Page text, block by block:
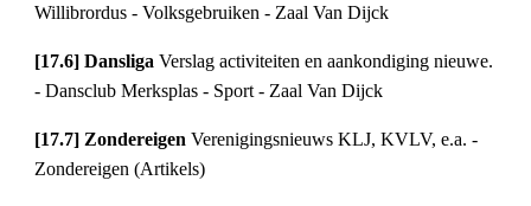
Willibrordus - Volksgebruiken - Zaal Van Dijck
[17.6] Dansliga Verslag activiteiten en aankondiging nieuwe.
- Dansclub Merksplas - Sport - Zaal Van Dijck
[17.7] Zondereigen Verenigingsnieuws KLJ, KVLV, e.a. -
Zondereigen (Artikels)